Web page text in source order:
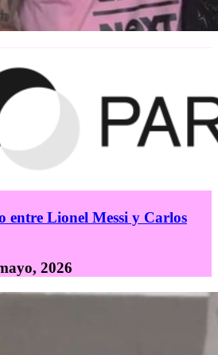
entre Lionel Messi y Carlos
2026